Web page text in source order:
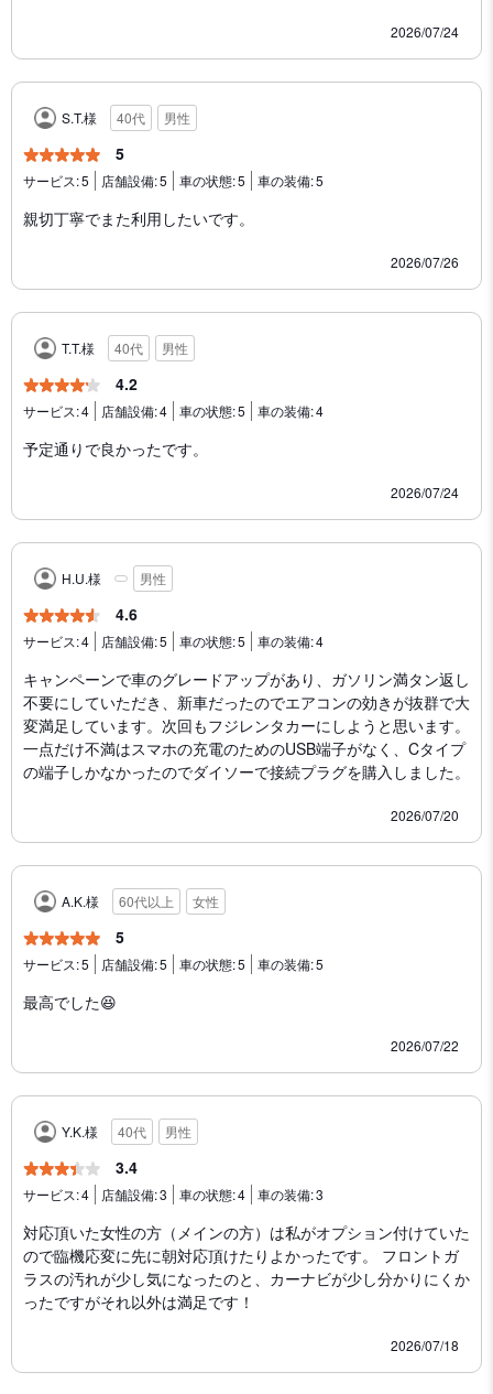
2026/07/24
S.T.様 40代 男性
5
サービス:5 店舗設備:5 車の状態:5 車の装備:5
親切丁寧でまた利用したいです。
2026/07/26
T.T.様 40代 男性
4.2
サービス:4 店舗設備:4 車の状態:5 車の装備:4
予定通りで良かったです。
2026/07/24
H.U.様 男性
4.6
サービス:4 店舗設備:5 車の状態:5 車の装備:4
キャンペーンで車のグレードアップがあり、ガソリン満タン返し
不要にしていただき、新車だったのでエアコンの効きが抜群で大
変満足しています。次回もフジレンタカーにしようと思います。
一点だけ不満はスマホの充電のためのUSB端子がなく、Cタイプ
の端子しかなかったのでダイソーで接続プラグを購入しました。
2026/07/20
A.K.様 60代以上 女性
5
サービス:5 店舗設備:5 車の状態:5 車の装備:5
最高でした😆
2026/07/22
Y.K.様 40代 男性
3.4
サービス:4 店舗設備:3 車の状態:4 車の装備:3
対応頂いた女性の方（メインの方）は私がオプション付けていた
ので臨機応変に先に朝対応頂けたりよかったです。 フロントガ
ラスの汚れが少し気になったのと、カーナビが少し分かりにくか
ったですがそれ以外は満足です！
2026/07/18